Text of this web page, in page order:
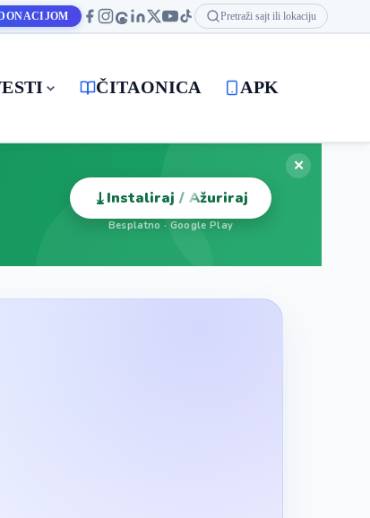
Pretraži sajt ili lokaciju
ČITAONICA APK
⤓Instaliraj / Ažuriraj
Besplatno · Google Play
✕